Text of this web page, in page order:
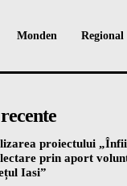
Monden Regional
proiectului
prin aport
Iasi”